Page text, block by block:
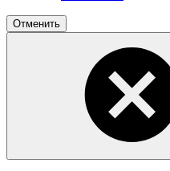
Отменить